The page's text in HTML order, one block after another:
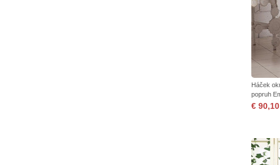
Háček
popruh
€ 90,10